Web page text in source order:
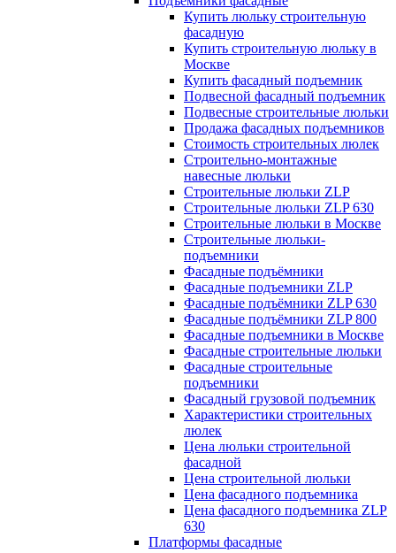
Купить люльку строительную
фасадную
Купить строительную люльку в
Москве
Купить фасадный подъемник
Подвесной фасадный подъемник
Подвесные строительные люльки
Продажа фасадных подъемников
Стоимость строительных люлек
Строительно-монтажные
навесные люльки
Строительные люльки ZLP
Строительные люльки ZLP 630
Строительные люльки в Москве
Строительные люльки-
подъемники
Фасадные подъёмники
Фасадные подъемники ZLP
Фасадные подъёмники ZLP 630
Фасадные подъёмники ZLP 800
Фасадные подъемники в Москве
Фасадные строительные люльки
Фасадные строительные
подъемники
Фасадный грузовой подъемник
Характеристики строительных
люлек
Цена люльки строительной
фасадной
Цена строительной люльки
Цена фасадного подъемника
Цена фасадного подъемника ZLP
630
Платформы фасадные